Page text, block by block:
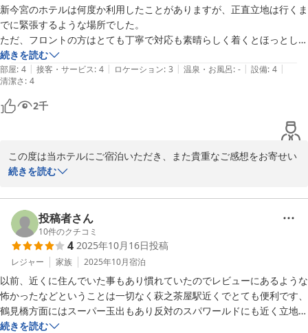
ておきます
新今宮のホテルは何度か利用したことがありますが、正直立地は行くま
でに緊張するような場所でした。
ただ、フロントの方はとても丁寧で対応も素晴らしく着くとほっとしま
した。
この地区のホテルで部屋にトイレがついているのは助かってよかったで
す。
テレビの見方が分からずフロントの方に聞いてみれるようになりました
続きを読む
部屋: 4 | 接客・サービス: 4 | ロケーション: 3 | 温泉・お風呂: - | 設備: 4 |
清潔さ: 4
2千
この度は当ホテルにご宿泊いただき、また貴重なご感想をお寄せい
ただき誠にありがとうございます。
テレビの視聴方法やリアルタイム番組がご覧いただけなかった点に
つきましては、ご不便をおかけし誠に申し訳ございませんでした。
いただいたご意見は今後の設備・ご案内改善の参考とさせていただ
きます。
これからも、安心してお過ごしいただけるホテルを目指し、サービ
ス向上に努めてまいります。
また新今宮にお越しの際には、ぜひ当ホテルをご利用くださいま
せ。
続きを読む
投稿者さん
10件のクチコミ
4 2025年10月16日投稿
レジャー 家族 2025年10月宿泊
以前、近くに住んでいた事もあり慣れていたのでレビューにあるような
怖かったなどということは一切なく萩之茶屋駅近くでとても便利です、
鶴見橋方面にはスーパー玉出もあり反対のスパワールドにも近く立地は
とても良いと思います。リーズナブルな値段ですので共用シャワー、洗
続きを読む